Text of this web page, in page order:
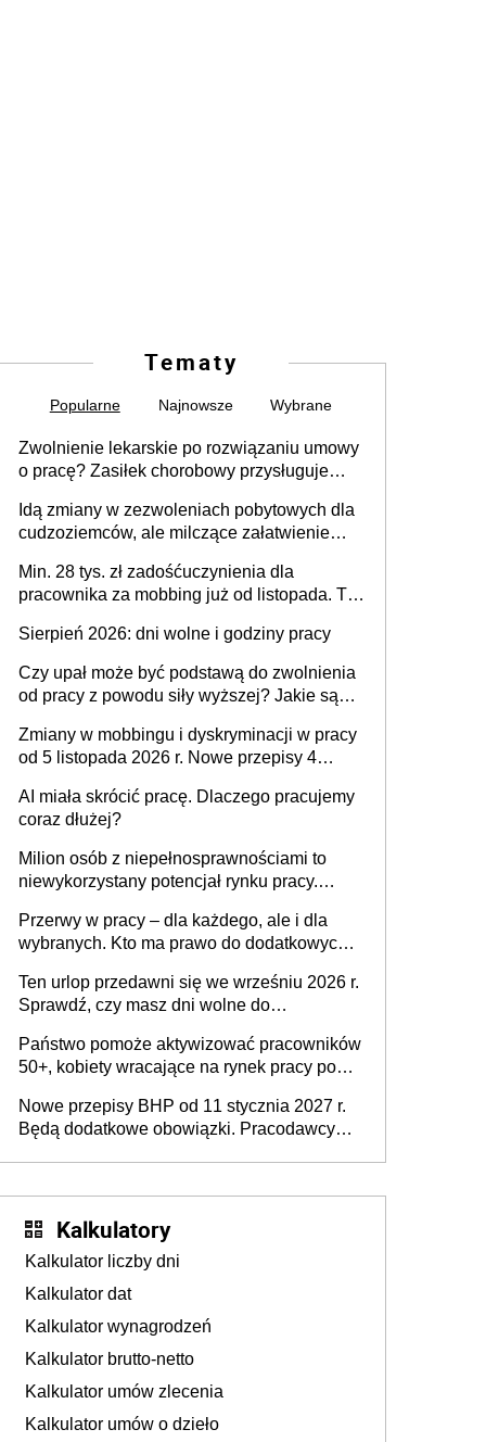
Tematy
Popularne Najnowsze Wybrane
Zwolnienie lekarskie po rozwiązaniu umowy
o pracę? Zasiłek chorobowy przysługuje
dni od ustania stosunku pracy
Idą zmiany w zezwoleniach pobytowych dla
cudzoziemców, ale milczące załatwienie
Min. 28 tys. zł zadośćuczynienia dla
pracownika za mobbing już od listopada. To
zespołu
Sierpień 2026: dni wolne i godziny pracy
Czy upał może być podstawą do zwolnienia
od pracy z powodu siły wyższej? Jakie są
Zmiany w mobbingu i dyskryminacji w pracy
od 5 listopada 2026 r. Nowe przepisy 4
Ustaw
AI miała skrócić pracę. Dlaczego pracujemy
coraz dłużej?
Milion osób z niepełnosprawnościami to
niewykorzystany potencjał rynku pracy.
dofinansowań czy refundacji, ale bariery po
stronie systemu i świadomości
pracodawców [WYWIAD]
Przerwy w pracy – dla każdego, ale i dla
wybranych. Kto ma prawo do dodatkowych
Ten urlop przedawni się we wrześniu 2026 r.
Sprawdź, czy masz dni wolne do
Państwo pomoże aktywizować pracowników
50+, kobiety wracające na rynek pracy po
osoby neuroatypowe. Powstanie Fundusz
na rzecz Inkluzywności w Zatrudnianiu?
Nowe przepisy BHP od 11 stycznia 2027 r.
Będą dodatkowe obowiązki. Pracodawcy
Kalkulatory
Kalkulator liczby dni
Kalkulator dat
Kalkulator wynagrodzeń
Kalkulator brutto-netto
Kalkulator umów zlecenia
Kalkulator umów o dzieło